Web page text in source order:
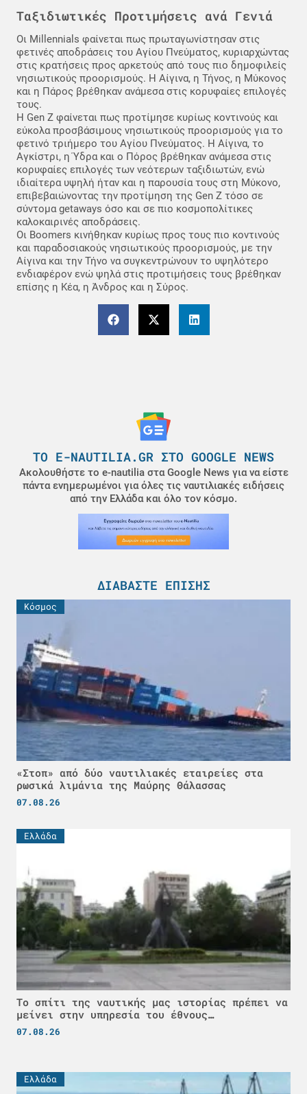
Ταξιδιωτικές Προτιμήσεις ανά Γενιά
Οι Millennials φαίνεται πως πρωταγωνίστησαν στις
φετινές αποδράσεις του Αγίου Πνεύματος, κυριαρχώντας
στις κρατήσεις προς αρκετούς από τους πιο δημοφιλείς
νησιωτικούς προορισμούς. Η Αίγινα, η Τήνος, η Μύκονος
και η Πάρος βρέθηκαν ανάμεσα στις κορυφαίες επιλογές
τους.
H Gen Z φαίνεται πως προτίμησε κυρίως κοντινούς και
εύκολα προσβάσιμους νησιωτικούς προορισμούς για το
φετινό τριήμερο του Αγίου Πνεύματος. Η Αίγινα, το
Αγκίστρι, η Ύδρα και ο Πόρος βρέθηκαν ανάμεσα στις
κορυφαίες επιλογές των νεότερων ταξιδιωτών, ενώ
ιδιαίτερα υψηλή ήταν και η παρουσία τους στη Μύκονο,
επιβεβαιώνοντας την προτίμηση της Gen Z τόσο σε
σύντομα getaways όσο και σε πιο κοσμοπολίτικες
καλοκαιρινές αποδράσεις.
Οι Boomers κινήθηκαν κυρίως προς τους πιο κοντινούς
και παραδοσιακούς νησιωτικούς προορισμούς, με την
Αίγινα και την Τήνο να συγκεντρώνουν το υψηλότερο
ενδιαφέρον ενώ ψηλά στις προτιμήσεις τους βρέθηκαν
επίσης η Κέα, η Άνδρος και η Σύρος.
ΤΟ E-NAUTILIA.GR ΣΤΟ GOOGLE NEWS
Ακολουθήστε το e-nautilia στα Google News για να είστε
πάντα ενημερωμένοι για όλες τις ναυτιλιακές ειδήσεις
από την Ελλάδα και όλο τον κόσμο.
ΔΙΑΒΆΣΤΕ ΕΠΊΣΗΣ
Κόσμος
«Στοπ» από δύο ναυτιλιακές εταιρείες στα
ρωσικά λιμάνια της Μαύρης Θάλασσας
07.08.26
Ελλάδα
Το σπίτι της ναυτικής μας ιστορίας πρέπει να
μείνει στην υπηρεσία του έθνους…
07.08.26
Ελλάδα